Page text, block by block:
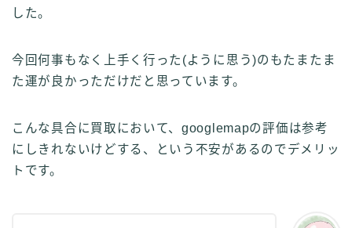
した。
今回何事もなく上手く行った(ように思う)のもたまたま
た運が良かっただけだと思っています。
こんな具合に買取において、googlemapの評価は参考
にしきれないけどする、という不安があるのでデメリッ
トです。